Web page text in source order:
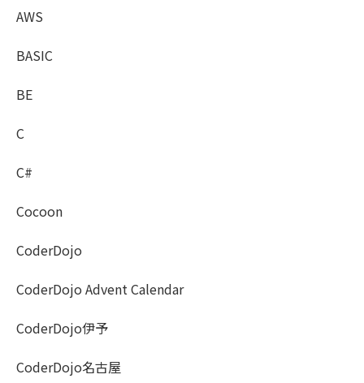
AWS
BASIC
BE
C
C#
Cocoon
CoderDojo
CoderDojo Advent Calendar
CoderDojo伊予
CoderDojo名古屋